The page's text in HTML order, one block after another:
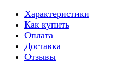
Характеристики
Как купить
Оплата
Доставка
Отзывы